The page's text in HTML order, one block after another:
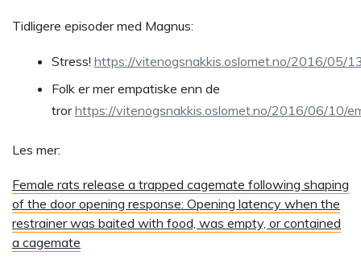
Tidligere episoder med Magnus:
Stress! https://vitenogsnakkis.oslomet.no/2016/05/
Folk er mer empatiske enn de
trorhttps://vitenogsnakkis.oslomet.no/2016/06/10/
Les mer:
Female rats release a trapped cagemate following shaping
of the door opening response: Opening latency when the
restrainer was baited with food, was empty, or contained
a cagemate